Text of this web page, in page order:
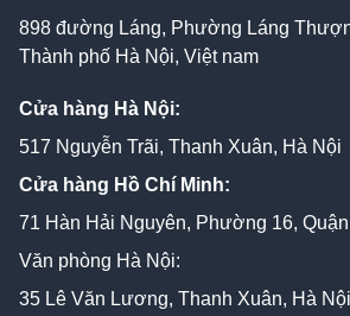
898 đường Láng, Phường Láng
Thành phố Hà Nội, Việt nam
Cửa hàng Hà Nội:
517 Nguyễn Trãi, Thanh Xuân, Hà Nội
Cửa hàng Hồ Chí Minh:
71 Hàn Hải Nguyên, Phường 16, Quận
Văn phòng Hà Nội:
35 Lê Văn Lương, Thanh Xuân, Hà Nội